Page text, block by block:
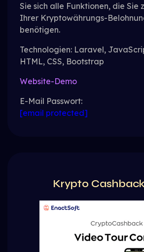
Sie sich alle Funktionen, die Sie
Ihrer Kryptowährungs-
benötigen.
Technologien: Laravel,
HTML, CSS, Bootstrap
Website-Demo
E-Mail Passwort:
[email protected]
Krypto